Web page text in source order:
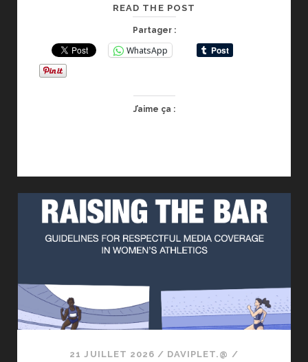
READ THE POST
LES
Partager :
WhatsApp
J’aime ça :
21 JUILLET 2026 / DAVIPLET.@ /